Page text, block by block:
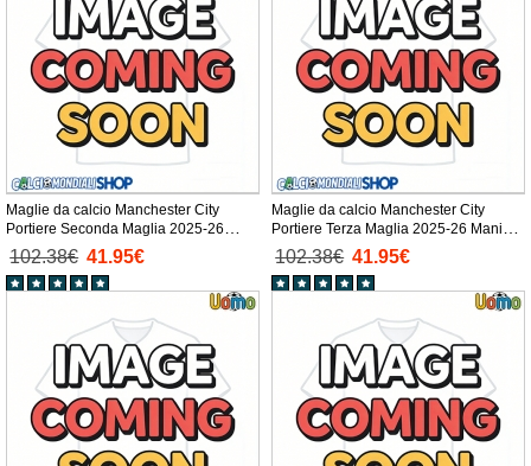
Maglie da calcio Manchester City
Portiere Seconda Maglia 2025-26
Manica Lunga
102.38€ 41.95€
Maglie da calcio Manchester City
Portiere Terza Maglia 2025-26 Manica
Lunga
102.38€ 41.95€